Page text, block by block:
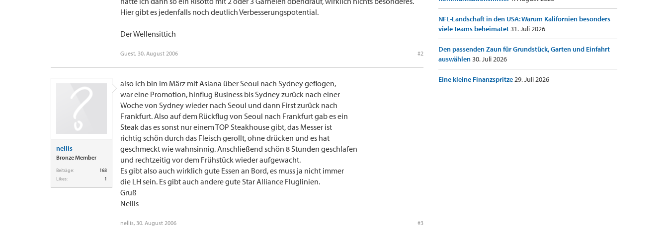
Hier gibt es jedenfalls noch deutlich Verbesserungspotential.
Der Wellensittich
Guest, 30. August 2006 #2
nellis
Bronze Member
Beiträge:
168
Likes:
1
also ich bin im März mit Asiana über Seoul nach Sydney geflogen,
war eine Promotion, hinflug Business bis Sydney zurück nach einer
Woche von Sydney wieder nach Seoul und dann First zurück nach
Frankfurt. Also auf dem Rückflug von Seoul nach Frankfurt gab es ein
Steak das es sonst nur einem TOP Steakhouse gibt, das Messer ist
richtig schön durch das Fleisch gerollt, ohne drücken und es hat
geschmeckt wie wahnsinnig. Anschließend schön 8 Stunden geschlafen
und rechtzeitig vor dem Frühstück wieder aufgewacht.
Es gibt also auch wirklich gute Essen an Bord, es muss ja nicht immer
die LH sein. Es gibt auch andere gute Star Alliance Fluglinien.
Gruß
Nellis
nellis, 30. August 2006 #3
NFL-Landschaft in den USA: Warum Kalifornien besonders
viele Teams beheimatet31. Juli 2026
Den passenden Zaun für Grundstück, Garten und Einfahrt
auswählen30. Juli 2026
Eine kleine Finanzspritze29. Juli 2026